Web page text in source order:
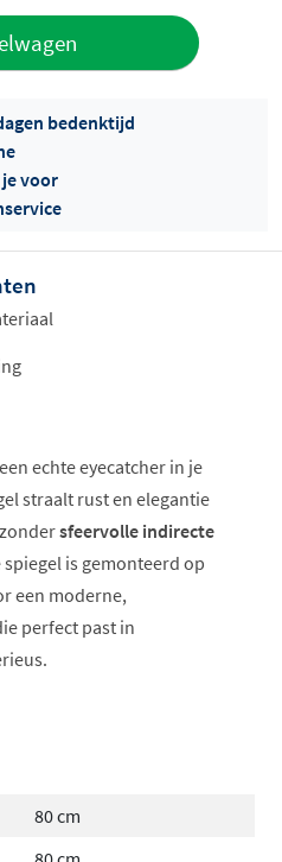
bedenktijd
voor
echte eyecatcher in je
straalt rust en elegantie
sfeervolle indirecte
is gemonteerd op
een moderne,
perfect past in
uitstraling
uitvoering
en 120 cm
80 cm